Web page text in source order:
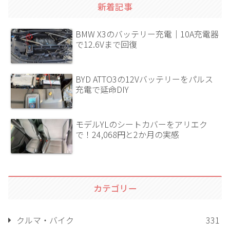
新着記事
BMW X3のバッテリー充電｜10A充電器
で12.6Vまで回復
BYD ATTO3の12Vバッテリーをパルス
充電で延命DIY
モデルYLのシートカバーをアリエク
で！24,068円と2か月の実感
カテゴリー
クルマ・バイク
331